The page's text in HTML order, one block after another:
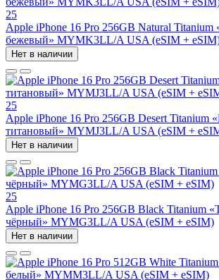
25
Apple iPhone 16 Pro 256GB Natural Titanium
бежевый» MYMK3LL/A USA (eSIM +
Нет в наличии
25
Apple iPhone 16 Pro 256GB Desert Titanium
титановый» MYMJ3LL/A USA (eSIM +
Нет в наличии
25
Apple iPhone 16 Pro 256GB Black Titanium
чёрный» MYMG3LL/A USA (eSIM + eSIM)
Нет в наличии